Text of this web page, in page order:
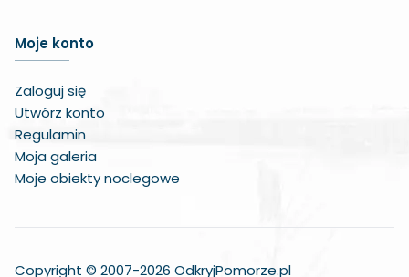
Moje konto
Zaloguj się
Utwórz konto
Regulamin
Moja galeria
Moje obiekty noclegowe
Copyright © 2007-2026 OdkryjPomorze.pl
Negatywne kolory